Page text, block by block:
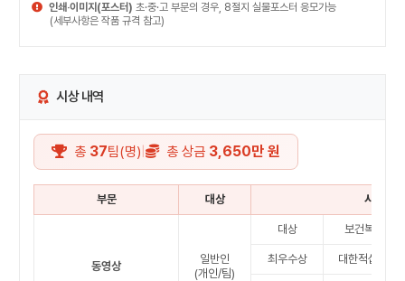
인쇄‧이미지(포스터) 초·중·고 부문의 경우, 8절지 실물포스터 응모가능
(세부사항은 작품 규격 참고)
시상 내역
총 37팀(명) | 총 상금 3,650만 원
부문 대상 시상내역
동영상
일반인
(개인/팀)
대상 보건복지부
최우수상 대한적십자사